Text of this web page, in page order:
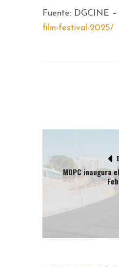
Fuente: DGCINE –
film-festival-2025/
MOPC inaugura